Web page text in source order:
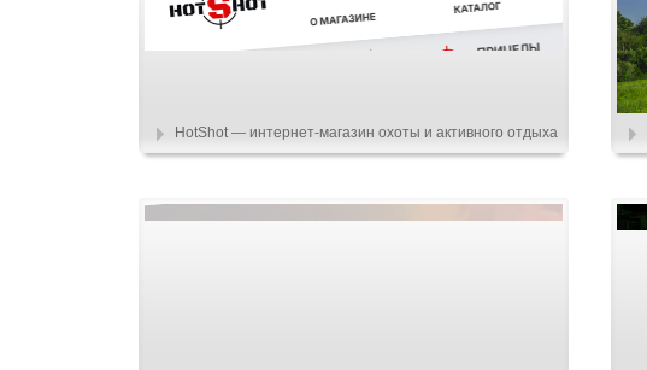
HotShot — интернет-магазин охоты и активного отдыха